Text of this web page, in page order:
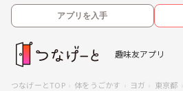
アプリを入手
趣味友アプリ
つなげーとTOP 体をうごかす ヨガ 東京都